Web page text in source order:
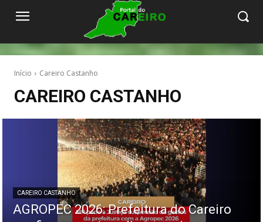
Início Careiro Castanho
CAREIRO CASTANHO
CAREIRO CASTANHO
AGROPEC 2026: Prefeitura do Careiro